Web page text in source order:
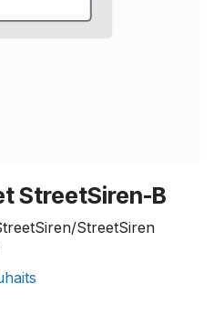
StreetSiren-B
StreetSiren